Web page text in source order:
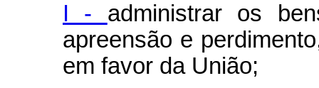
I - administrar os
apreensão e
em favor da União;